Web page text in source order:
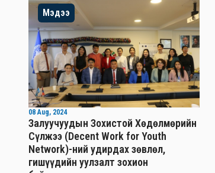
Мэдээ
08 Aug, 2024
Залуучуудын Зохистой Хөдөлмөрийн
Сүлжээ (Decent Work for Youth
Network)-ний удирдах зөвлөл,
гишүүдийн уулзалт зохион